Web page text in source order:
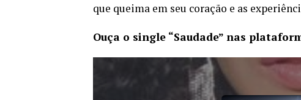
que queima em seu coração e as
Ouça o single “Saudade” nas